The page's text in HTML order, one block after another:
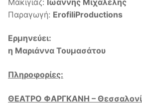
Παραγωγή: ErofiliProductions
Ερμηνεύει:
η Μαριάννα Τουμασάτου
Πληροφορίες:
ΘΕΑΤΡΟ ΦΑΡΓΚΑΝΗ –